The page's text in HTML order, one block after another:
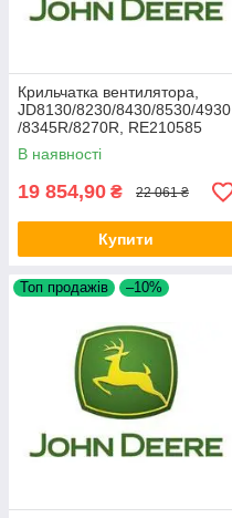
Крильчатка вентилятора,
JD8130/8230/8430/8530/4930
/8345R/8270R, RE210585
В наявності
19 854,90 ₴ 22 061 ₴
Купити
Топ продажів –10%